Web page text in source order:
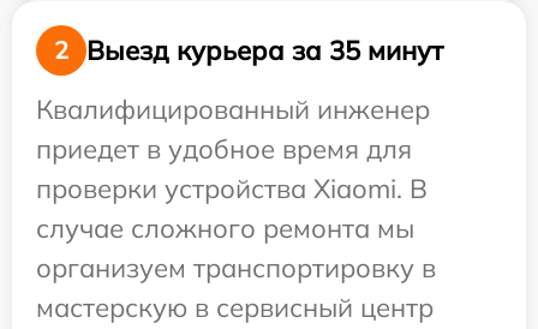
2
Выезд курьера за 35 минут
Квалифицированный инженер
приедет в удобное время для
проверки устройства Xiaomi. В
случае сложного ремонта мы
организуем транспортировку в
мастерскую в сервисный центр